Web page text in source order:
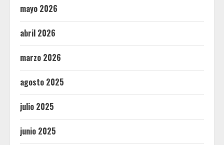
mayo 2026
abril 2026
marzo 2026
agosto 2025
julio 2025
junio 2025